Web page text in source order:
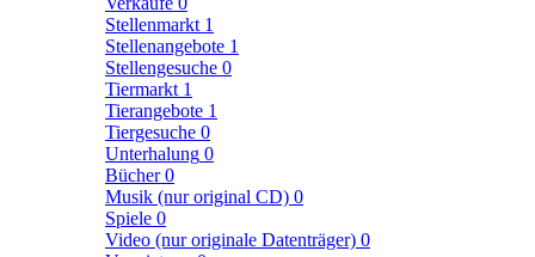
Stellenmarkt 1
Stellenangebote 1
Stellengesuche 0
Tiermarkt 1
Tierangebote 1
Tiergesuche 0
Unterhalung 0
Bücher0
Musik (nur original CD) 0
Spiele 0
Video (nur originale Datenträger) 0